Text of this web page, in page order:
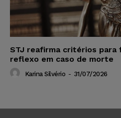
STJ reafirma critérios para
reflexo em caso de morte
Karina Silvério - 31/07/2026